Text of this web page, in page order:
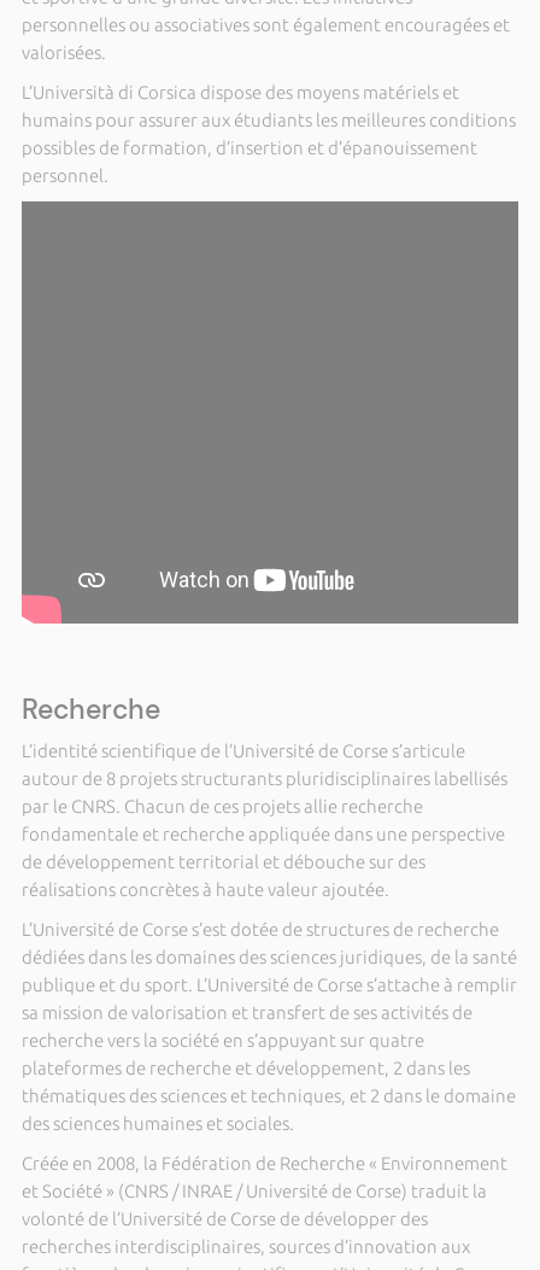
personnelles ou associatives sont également encouragées et
valorisées.
L’Università di Corsica dispose des moyens matériels et
humains pour assurer aux étudiants les meilleures conditions
possibles de formation, d’insertion et d’épanouissement
personnel.
Recherche
L’identité scientifique de l’Université de Corse s’articule
autour de 8 projets structurants pluridisciplinaires labellisés
par le CNRS. Chacun de ces projets allie recherche
fondamentale et recherche appliquée dans une perspective
de développement territorial et débouche sur des
réalisations concrètes à haute valeur ajoutée.
L’Université de Corse s’est dotée de structures de recherche
dédiées dans les domaines des sciences juridiques, de la santé
publique et du sport. L’Université de Corse s’attache à remplir
sa mission de valorisation et transfert de ses activités de
recherche vers la société en s’appuyant sur quatre
plateformes de recherche et développement, 2 dans les
thématiques des sciences et techniques, et 2 dans le domaine
des sciences humaines et sociales.
Créée en 2008, la Fédération de Recherche « Environnement
et Société » (CNRS / INRAE / Université de Corse) traduit la
volonté de l’Université de Corse de développer des
recherches interdisciplinaires, sources d’innovation aux